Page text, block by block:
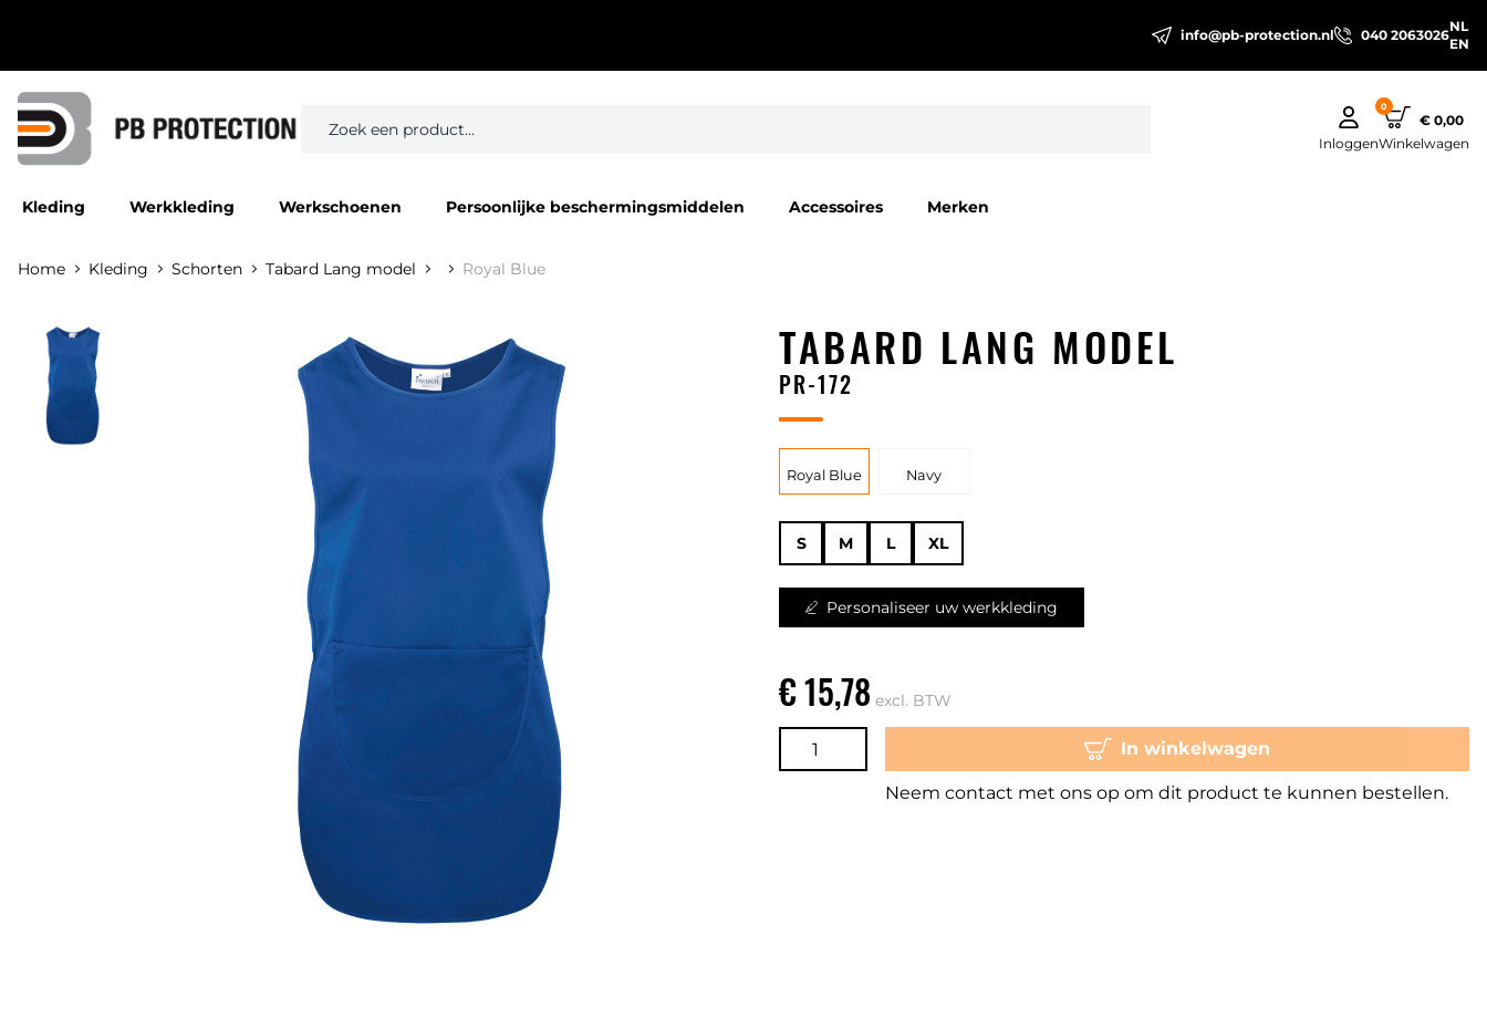
info@pb-protection.nl 040 2063026
NL
EN
Inloggen
0
€ 0,00
Winkelwagen
Kleding Werkkleding Werkschoenen Persoonlijke beschermingsmiddelen Accessoires Merken
Home Kleding Schorten Tabard Lang model Royal Blue
TABARD LANG MODEL
PR-172
Royal Blue Navy
S M L XL
Personaliseer uw werkkleding
€ 15,78 excl. BTW
In winkelwagen
Neem contact met ons op om dit product te kunnen bestellen.